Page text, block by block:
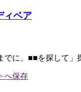
ィベア
でに、■■を探して」